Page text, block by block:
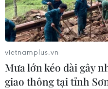
04/08/2026 14:11
ASC 2026: Tiếp lửa đam
cho thế hệ trẻ Việt Nam
04/08/2026 14:08
vietnamplus.vn
Mưa lớn kéo dài gây
giao thông tại tỉnh